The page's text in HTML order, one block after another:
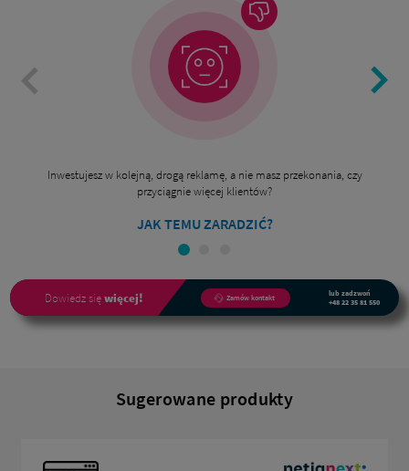
Inwestujesz w kolejną, drogą reklamę, a nie masz przekonania, czy
przyciągnie więcej klientów?
JAK TEMU ZARADZIĆ?
Dowiedz sięwięcej! Zamów kontakt
lub zadzwoń
+48 22 35 81 550
Sugerowane produkty